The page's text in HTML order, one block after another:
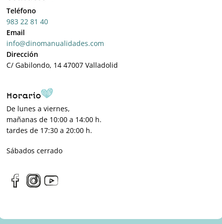
Teléfono
983 22 81 40
Email
info@dinomanualidades.com
Dirección
C/ Gabilondo, 14 47007 Valladolid
Horario
De lunes a viernes,
mañanas de 10:00 a 14:00 h.
tardes de 17:30 a 20:00 h.
Sábados cerrado